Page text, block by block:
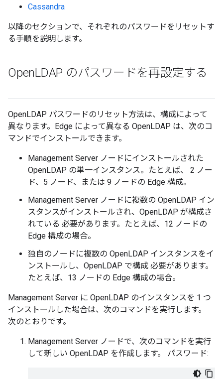
Cassandra
以降のセクションで、それぞれのパスワードをリセットす
る手順を説明します。
OpenLDAP のパスワードを再設定する
OpenLDAP パスワードのリセット方法は、構成によって
異なります。Edge によって異なる OpenLDAP は、次のコ
マンドでインストールできます。
Management Server ノードにインストールされた
OpenLDAP の単一インスタンス。たとえば、 2 ノー
ド、5 ノード、または 9 ノードの Edge 構成。
Management Server ノードに複数の OpenLDAP イン
スタンスがインストールされ、OpenLDAP が構成さ
れている 必要があります。たとえば、12 ノードの
Edge 構成の場合。
独自のノードに複数の OpenLDAP インスタンスをイ
ンストールし、OpenLDAP で構成 必要があります。
たとえば、13 ノードの Edge 構成の場合。
Management Server に OpenLDAP のインスタンスを 1 つ
インストールした場合は、次のコマンドを実行します。
次のとおりです。
Management Server ノードで、次のコマンドを実行
して新しい OpenLDAP を作成します。 パスワード: